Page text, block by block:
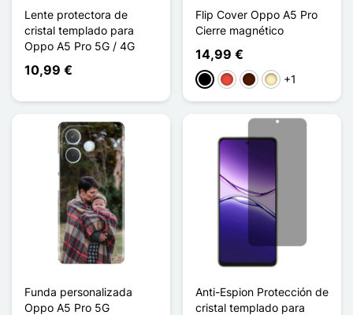
Lente protectora de
cristal templado para
Oppo A5 Pro 5G / 4G
10,99 €
Flip Cover Oppo A5 Pro
Cierre magnético
14,99 €
NegroRojoMarrón oscuro
Marrón claro
+1
Funda personalizada
Oppo A5 Pro 5G
Anti-Espion Protección de
cristal templado para